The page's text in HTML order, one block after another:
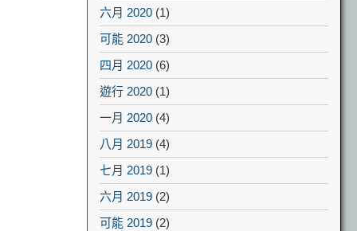
六月 2020 (1)
可能 2020 (3)
四月 2020 (6)
遊行 2020 (1)
一月 2020 (4)
八月 2019 (4)
七月 2019 (1)
六月 2019 (2)
可能 2019 (2)